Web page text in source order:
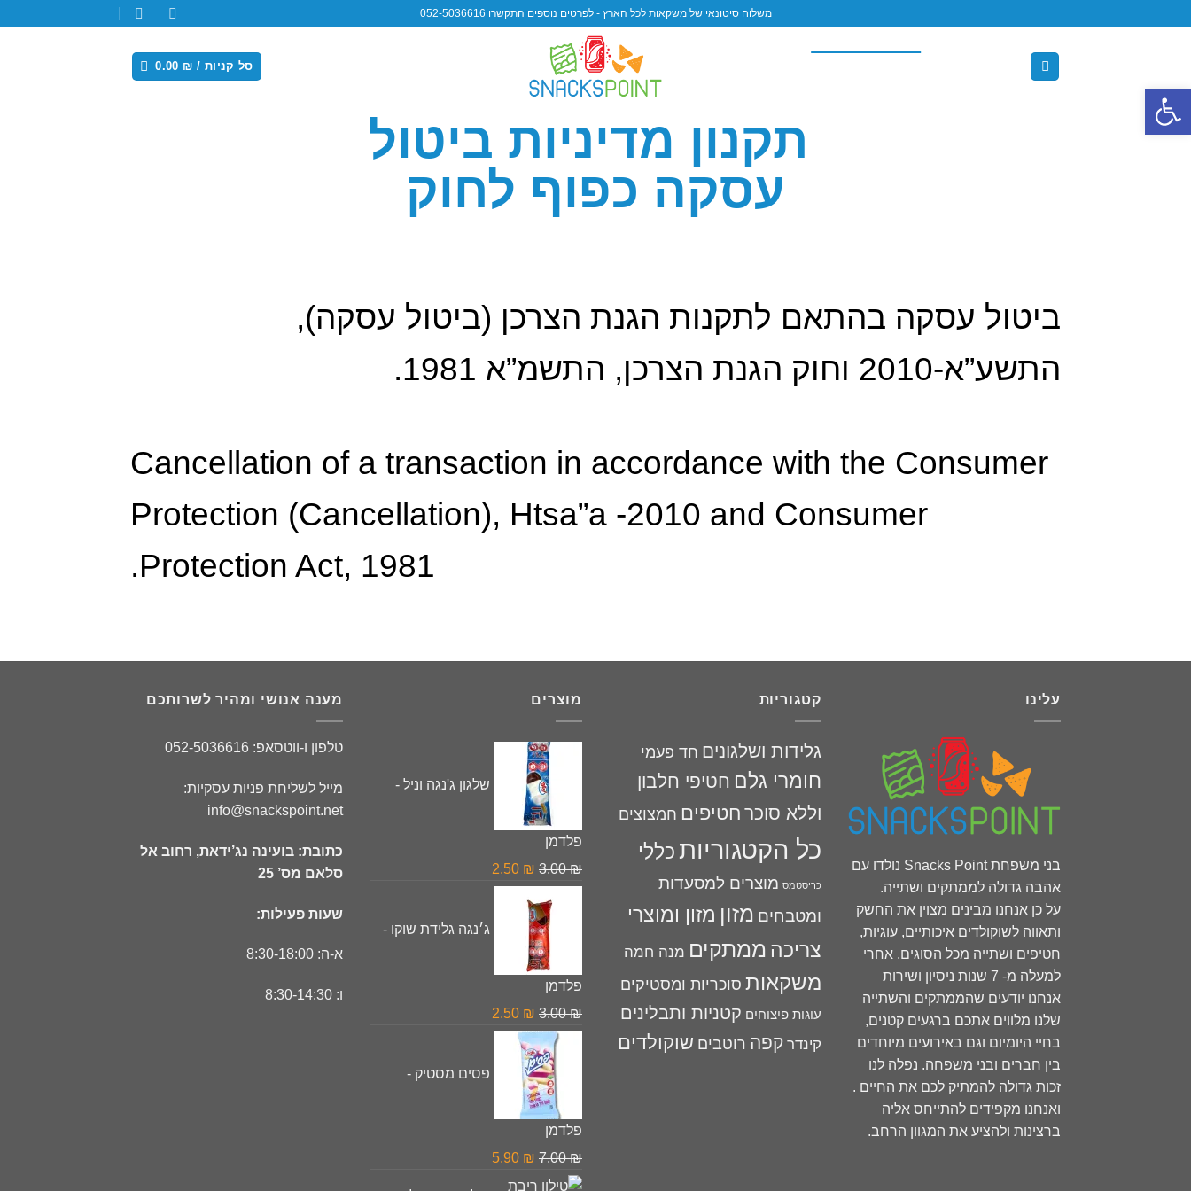
משלוח סיטונאי של משקאות לכל הארץ - לפרטים נוספים התקשרו 052-5036616
סל קניות / 0.00 ₪
תקנון מדיניות ביטול
עסקה כפוף לחוק
ביטול עסקה בהתאם לתקנות הגנת הצרכן (ביטול עסקה),
התשע”א-2010 וחוק הגנת הצרכן, התשמ”א 1981.
Cancellation of a transaction in accordance with the Consumer
Protection (Cancellation), Htsa”a -2010 and Consumer
Protection Act, 1981.
עלינו
בני משפחת Snacks Point נולדו עם
אהבה גדולה לממתקים ושתייה.
על כן אנחנו מבינים מצוין את החשק
ותאווה לשוקולדים איכותיים, עוגיות,
חטיפים ושתייה מכל הסוגים. אחרי
למעלה מ- 7 שנות ניסיון ושירות
אנחנו יודעים שהממתקים והשתייה
שלנו מלווים אתכם ברגעים קטנים,
בחיי היומיום וגם באירועים מיוחדים
בין חברים ובני משפחה. נפלה לנו
זכות גדולה להמתיק לכם את החיים .
ואנחנו מקפידים להתייחס אליה
ברצינות ולהציע את המגוון הרחב.
קטגוריות
גלידות ושלגונים חד פעמי
חומרי גלם חטיפי חלבון
וללא סוכר חטיפים חמצוצים
כל הקטגוריות כללי
כריסטמס מוצרים למסעדות
ומטבחים מזון מזון ומוצרי
צריכה ממתקים מנה חמה
משקאות סוכריות ומסטיקים
עוגות פיצוחים קטניות ותבלינים
קינדר קפה רוטבים שוקולדים
מוצרים
שלגון ג'נגה וניל -
פלדמן
3.00₪
המחיר
המקורי
היה:
3.00 ₪.
2.50 ₪
2.50 ₪.
ג׳נגה גלידת שוקו -
פלדמן
3.00₪
המחיר
המקורי
היה:
3.00 ₪.
2.50 ₪
2.50 ₪.
פסים מסטיק -
פלדמן
7.00₪
המחיר
המקורי
5.90 ₪
מענה אנושי ומהיר לשרותכם
טלפון ו-ווטסאפ: 052-5036616
מייל לשליחת פניות עסקיות:
info@snackspoint.net
כתובת: בועינה נג’ידאת, רחוב אל
סלאם מס’ 25
שעות פעילות:
א-ה: 8:30-18:00
ו: 8:30-14:30
פתח סרגל נגישות